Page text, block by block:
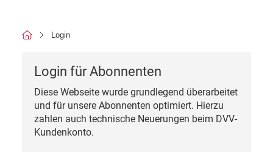
Login
Login für Abonnenten
Diese Webseite wurde grundlegend überarbeitet
und für unsere Abonnenten optimiert. Hierzu
zahlen auch technische Neuerungen beim DVV-
Kundenkonto.